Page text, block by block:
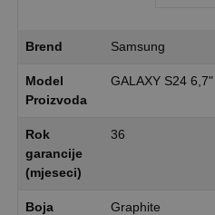
Brend Samsung
Model
Proizvoda
GALAXY S24 6,7"
Rok
garancije
(mjeseci)
36
Boja Graphite